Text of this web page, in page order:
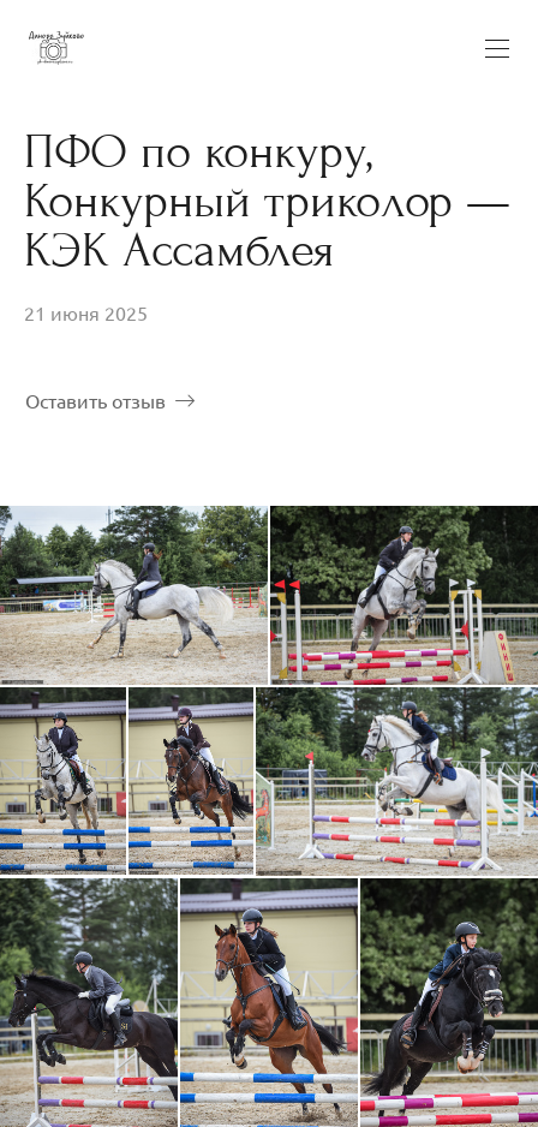
ПФО по конкуру,
Конкурный триколор —
КЭК Ассамблея
21 июня 2025
Оставить отзыв